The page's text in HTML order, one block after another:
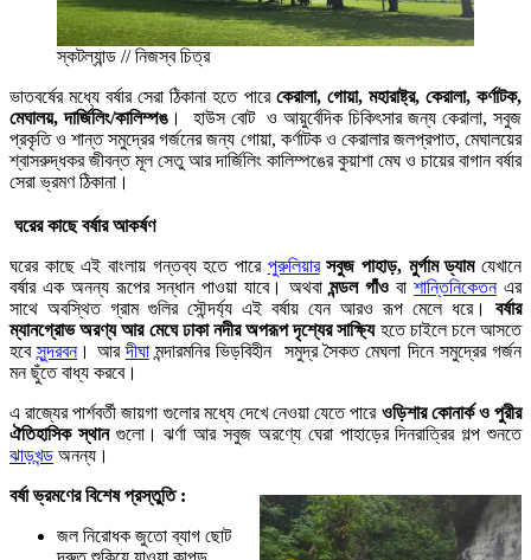
স্কটল্যান্ড // নিজস্ব চিত্র
ভাতবর্ষের মধ্যে বর্ষার সেরা ঠিকানা হতে পারেকেরালা, গোয়া, মহারাষ্ট্র, কেরালা, কর্ণাটক,
মেঘালয়, দার্জিলিং/কালিম্পঙ । হাউস বোট ও আয়ুর্বেদিক চিকিৎসার জন্য কেরালা, সবুজ
প্রকৃতি ও শান্ত সমুদ্রের গর্জনের জন্য গোয়া, কর্ণাটক ও কেরালার জলপ্রপাত, মেঘালয়ের
শ্বাসরুদ্ধকর জীবন্ত মূল সেতু আর দার্জিলিং কালিম্পঙের কুয়াশা মেঘ ও চায়ের বাগান বর্ষার
সেরা ভ্রমণ ঠিকানা।
ঘরের কাছে বর্ষার আকর্ষণ
ঘরের কাছে এই বাংলায় গন্তব্য হতে পারে পুরুলিয়ার সবুজ পাহাড়, মুর্গাম ড্যামযেখানে
বর্ষার এক অনন্য রূপের সন্ধান পাওয়া যাবে। অথবামন্ডল গাঁও বা শান্তিনিকেতনএর
সাথে অবস্থিত গ্রাম গুলির সৌন্দর্য্য এই বর্ষায় যেন আরও রূপ মেলে ধরে। বর্ষার
ম্যানগ্রোভ অরণ্য আর মেঘে ঢাকা নদীর অপরূপ দৃশ্যের সাক্ষ্যিহতে চাইলে চলে আসতে
হবেসুন্দরবন। আরদীঘামন্দারমনির ভিড়বিহীন সমুদ্র সৈকত মেঘলা দিনে সমুদ্রের গর্জন
মন ছুঁতে বাধ্য করবে।
এ রাজ্যের পার্শবর্তী জায়গা গুলোর মধ্যে দেখে নেওয়া যেতে পারে ওড়িশার কোনার্ক ও পুরীর
ঐতিহাসিক স্থান গুলো। ঝর্ণা আর সবুজ অরণ্যে ঘেরা পাহাড়ের দিনরাত্রির গল্প শুনতে
ঝাড়খন্ড অনন্য।
বর্ষা ভ্রমণের বিশেষ প্রস্তুতি :
জল নিরোধক জুতো ব্যাগ ছোট